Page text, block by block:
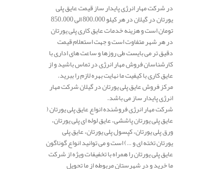
در شرکت مهار انرژی پایدار ساز قیمت عایق پلی
یورتان در گیلان در هر کیلو 800.000 الی 850.000
تومان است و هزینه خدمات عایق کاری پلی یورتان
در هر شهر متفاوت است و جهت استعلام قیمت
دقیق تر می بایست طی روزها و ساعت های اداری با
کارشناسان فروش مهار انرژی در تماس باشید و از
عایق کاری با کیفیت ما نهایت بهره لازم را ببرید.
مرکز فروش عایق پلی یورتان در گیلان شرکت مهار
انرژی پایدار ساز می باشد.
شرکت مهار انرژی فروشنده انواع عایق پلی یورتان (
عایق پلی یورتان پاششی، عایق لوله ای پلی یورتان،
ورق پلی یورتان، کپسول پلی یورتان، عایق پلی
یورتان تخته ای و …) است و می توانید انواع گوناگون
عایق پلی یورتان را همراه با تخفیفات ویژه از شرکت
ما خرید و در شهرستان مربوطه از ما تحویل